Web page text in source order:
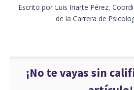
Escrito por Luis Iriarte Pérez,
de la Carrera de
¡No te vayas sin